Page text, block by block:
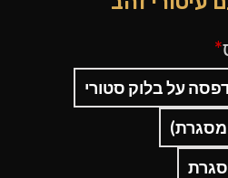
*
על בלוק סטורי